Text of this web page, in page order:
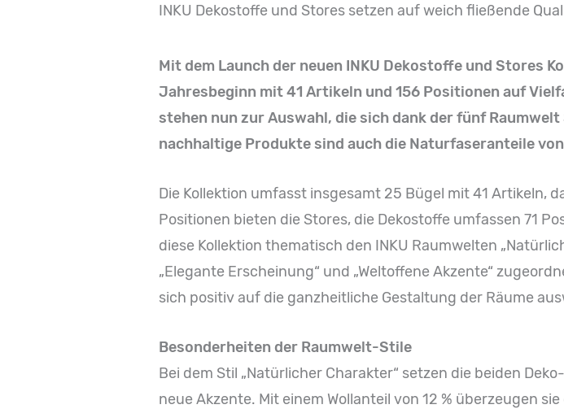
INKU Dekostoffe und Stores setzen auf weich fließende
Mit dem Launch der neuen INKU Dekostoffe und Stores
Jahresbeginn mit 41 Artikeln und 156 Positionen auf
stehen nun zur Auswahl, die sich dank der fünf
nachhaltige Produkte sind auch die Naturfaseranteile
Die Kollektion umfasst insgesamt 25 Bügel mit 41 Artikeln,
Positionen bieten die Stores, die Dekostoffe umfassen 71
diese Kollektion thematisch den INKU Raumwelten
„Elegante Erscheinung“ und „Weltoffene Akzente“
sich positiv auf die ganzheitliche Gestaltung der Räume
Besonderheiten der Raumwelt-Stile
Bei dem Stil „Natürlicher Charakter“ setzen die beiden
neue Akzente. Mit einem Wollanteil von 12 % überzeugen